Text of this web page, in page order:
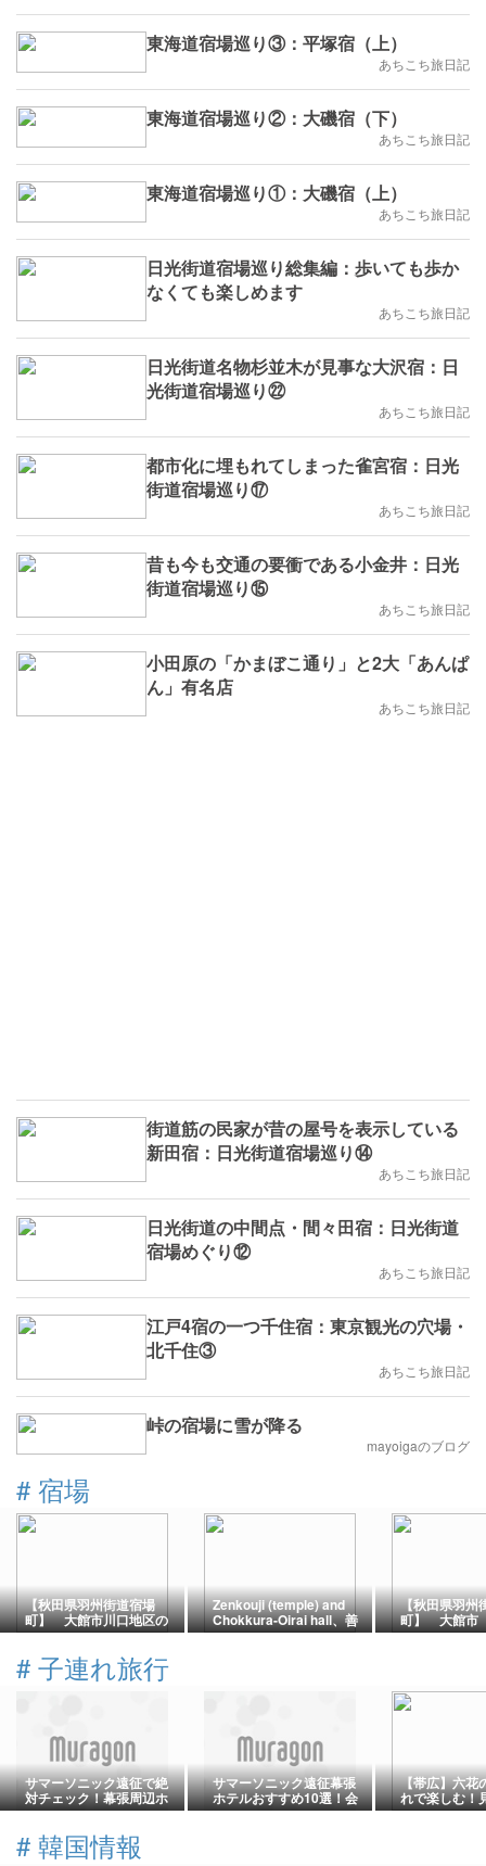
東海道宿場巡り③：平塚宿（上）
あちこち旅日記
東海道宿場巡り②：大磯宿（下）
あちこち旅日記
東海道宿場巡り①：大磯宿（上）
あちこち旅日記
日光街道宿場巡り総集編：歩いても歩か
なくても楽しめます
あちこち旅日記
日光街道名物杉並木が見事な大沢宿：日
光街道宿場巡り㉒
あちこち旅日記
都市化に埋もれてしまった雀宮宿：日光
街道宿場巡り⑰
あちこち旅日記
昔も今も交通の要衝である小金井：日光
街道宿場巡り⑮
あちこち旅日記
小田原の「かまぼこ通り」と2大「あんぱ
ん」有名店
あちこち旅日記
街道筋の民家が昔の屋号を表示している
新田宿：日光街道宿場巡り⑭
あちこち旅日記
日光街道の中間点・間々田宿：日光街道
宿場めぐり⑫
あちこち旅日記
江戸4宿の一つ千住宿：東京観光の穴場・
北千住③
あちこち旅日記
峠の宿場に雪が降る
mayoigaのブログ
# 宿場
【秋田県羽州街道宿場
町】 大館市川口地区の
町並みと歴史をご紹介！
Zenkouji (temple) and
Chokkura-Oirai hall、善
光寺とちょっ蔵おいらい
【秋田県羽州
町】 大館市
心街の町並み
# 子連れ旅行
サマーソニック遠征で絶
対チェック！幕張周辺ホ
テルおすすめ厳選6選を紹
サマーソニック遠征幕張
ホテルおすすめ10選！会
場徒歩圏を厳選比較
【帯広】六花
れで楽しむ！
休憩所・限定
# 韓国情報